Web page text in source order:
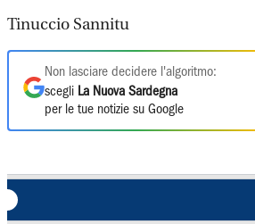
Tinuccio Sannitu
Non lasciare decidere l'algoritmo:
scegli La Nuova Sardegna
per le tue notizie su Google